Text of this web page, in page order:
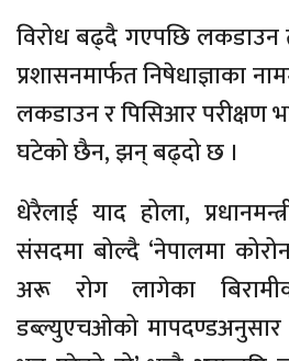
विरोध बढ्दै गएपछि लकडाउन
प्रशासनमार्फत निषेधाज्ञाका
लकडाउन र पिसिआर परीक्षण
घटेको छैन, झन् बढ्दो छ ।
धेरैलाई याद होला,
संसदमा बोल्दै ‘नेपालमा
अरू रोग लागेका
डब्ल्युएचओको